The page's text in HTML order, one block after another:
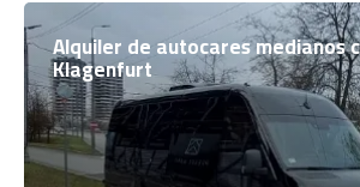
Alquiler de autocares medianos
Klagenfurt